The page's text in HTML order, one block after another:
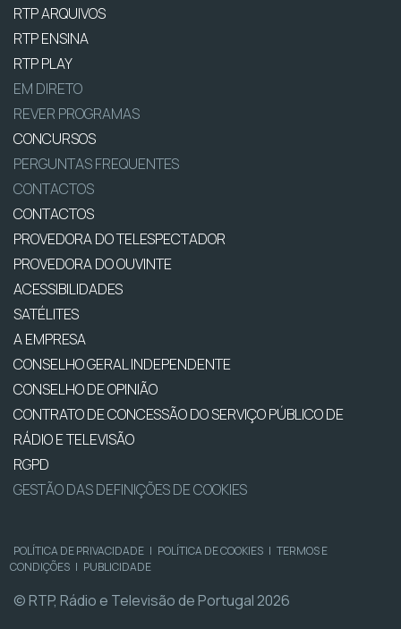
RTP ARQUIVOS
RTP ENSINA
RTP PLAY
EM DIRETO
REVER PROGRAMAS
CONCURSOS
PERGUNTAS FREQUENTES
CONTACTOS
CONTACTOS
PROVEDORA DO TELESPECTADOR
PROVEDORA DO OUVINTE
ACESSIBILIDADES
SATÉLITES
A EMPRESA
CONSELHO GERAL INDEPENDENTE
CONSELHO DE OPINIÃO
CONTRATO DE CONCESSÃO DO SERVIÇO PÚBLICO DE
RÁDIO E TELEVISÃO
RGPD
GESTÃO DAS DEFINIÇÕES DE COOKIES
POLÍTICA DE PRIVACIDADE | POLÍTICA DE COOKIES | TERMOS E
CONDIÇÕES | PUBLICIDADE
© RTP, Rádio e Televisão de Portugal 2026